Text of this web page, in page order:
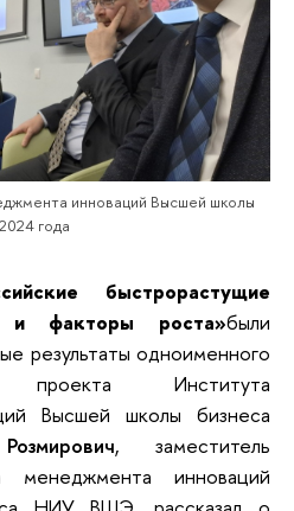
инноваций Высшей школы
года
быстрорастущие
и факторы роста»были
результаты одноименного
проекта Института
Высшей школы бизнеса
, заместитель
менеджмента инноваций